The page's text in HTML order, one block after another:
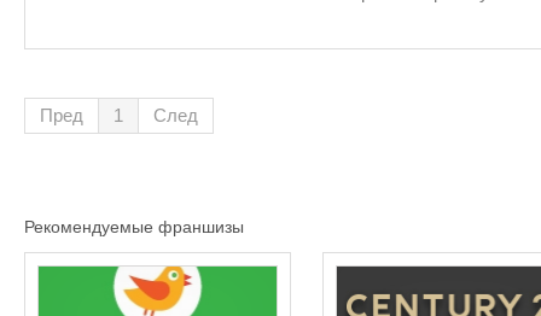
дела хорошее будущее. В среднем цена одного видео ролика на
при таком хорошем деле с такими доходами я его продаю? А все просто ! Я фактически
едут в целости НЕТ. Я вез 3-ри шт с Москвы и приехало всего 2-ве целых теперь сужусь с
Пред 1 След
Рекомендуемые франшизы